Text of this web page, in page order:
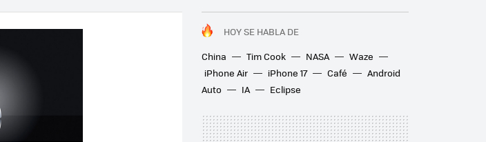
HOY SE HABLA DE
China
Tim Cook NASA
Waze
iPhone Air
iPhone 17 Café
Android
Auto
IA Eclipse